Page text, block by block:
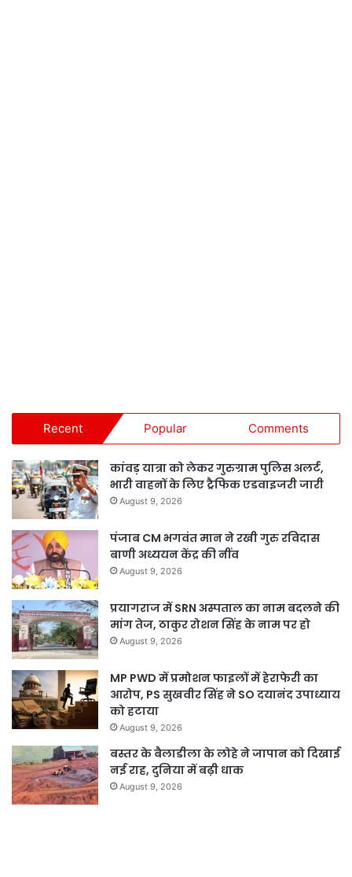
Recent Popular Comments
कांवड़ यात्रा को लेकर गुरुग्राम पुलिस अलर्ट,
भारी वाहनों के लिए ट्रैफिक एडवाइजरी जारी
August 9, 2026
पंजाब CM भगवंत मान ने रखी गुरु रविदास
बाणी अध्ययन केंद्र की नींव
August 9, 2026
प्रयागराज में SRN अस्पताल का नाम बदलने की
मांग तेज, ठाकुर रोशन सिंह के नाम पर हो
August 9, 2026
MP PWD में प्रमोशन फाइलों में हेराफेरी का
आरोप, PS सुखवीर सिंह ने SO दयानंद उपाध्याय
को हटाया
August 9, 2026
बस्तर के बैलाडीला के लोहे ने जापान को दिखाई
नई राह, दुनिया में बढ़ी धाक
August 9, 2026